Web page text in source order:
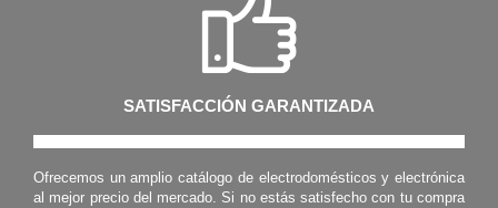
SATISFACCIÓN GARANTIZADA
Ofrecemos un amplio catálogo de electrodomésticos y electrónica
al mejor precio del mercado. Si no estás satisfecho con tu compra